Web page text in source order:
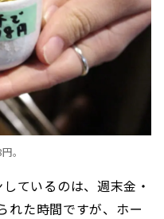
。
ているのは、週末金・
れた時間ですが、ホー